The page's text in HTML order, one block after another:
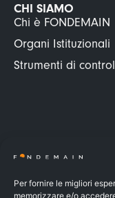
Per fornire le migliori
memorizzare e/o
CHI SIAMO
Chi è FONDEMAIN
Organi Istituzionali
Strumenti di